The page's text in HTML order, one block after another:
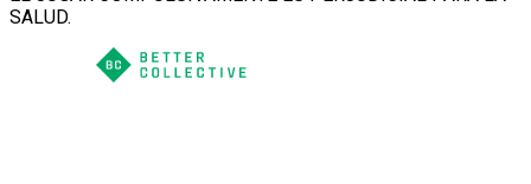
SALUD.